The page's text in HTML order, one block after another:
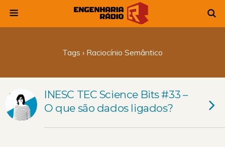
Tags › Raciocínio Semântico
INESC TEC Science Bits #33 –
O que são dados ligados?